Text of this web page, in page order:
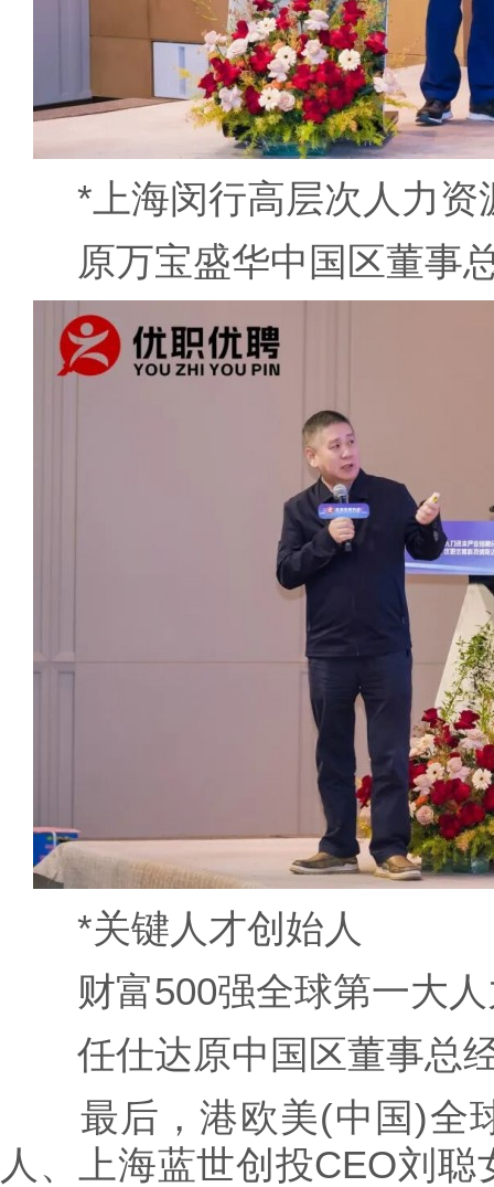
*上海闵行高层次人力资
原万宝盛华中国区董事
*关键人才创始人
财富500强全球第一大人
任仕达原中国区董事总
最后，港欧美(中国)全
人、上海蓝世创投CEO刘